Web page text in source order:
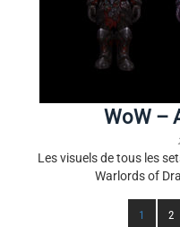
WoW –
Les visuels de tous les
Warlords of
1 2